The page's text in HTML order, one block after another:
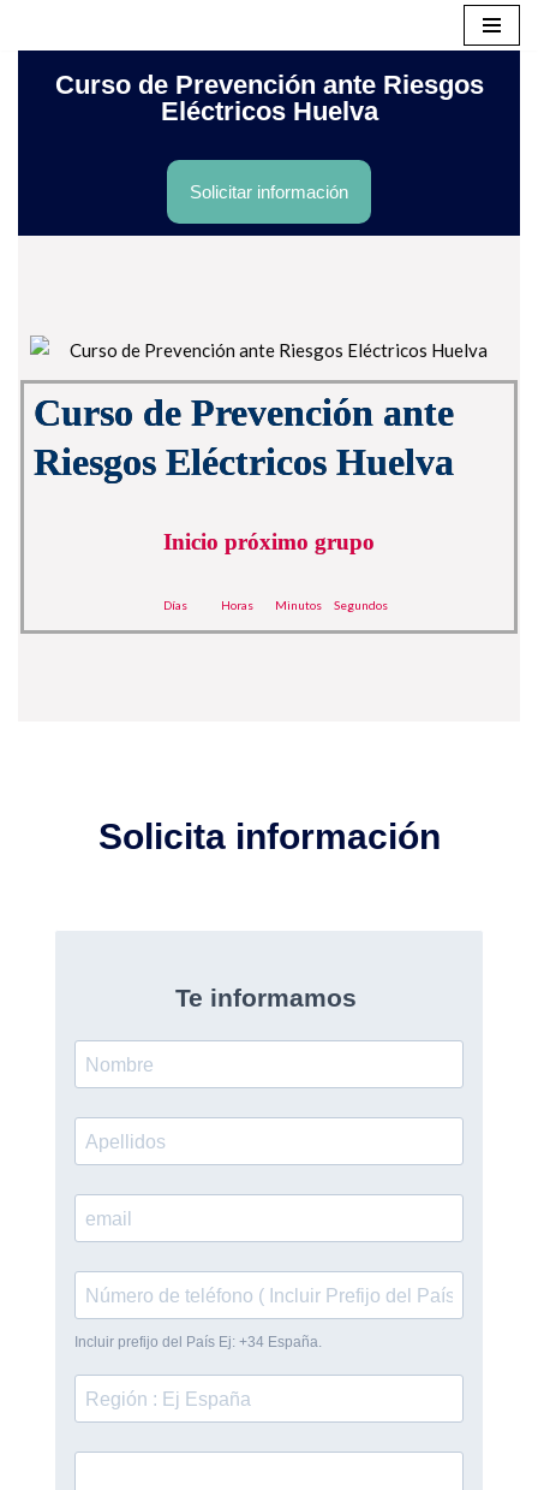
Curso de Prevención ante Riesgos
Eléctricos Huelva
Solicitar información
Curso de Prevención ante
Riesgos Eléctricos Huelva
Inicio próximo grupo
Días Horas Minutos Segundos
Solicita información